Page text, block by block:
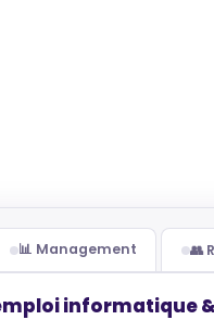
📊 Management 👥
informatique